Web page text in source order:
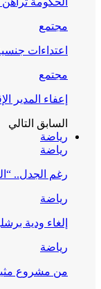
مجتمع
اعتداءات
مجتمع
إعفاء المدير
السابق التالي
رياضة
رياضة
رغم الجدل..
رياضة
إلغاء ودية
رياضة
من مشروع